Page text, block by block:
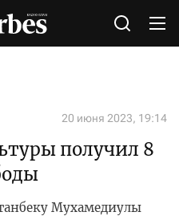
20 июня 2023, 19:14
получил 8
Мухамедиулы